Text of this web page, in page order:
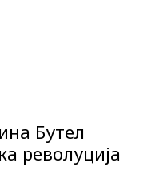
Бутел
револуција